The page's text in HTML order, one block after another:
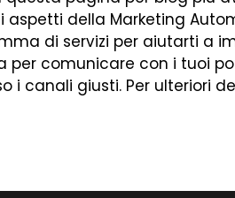
della Marketing
di servizi per aiutarti a
comunicare con i tuoi
i canali giusti. Per ulteriori